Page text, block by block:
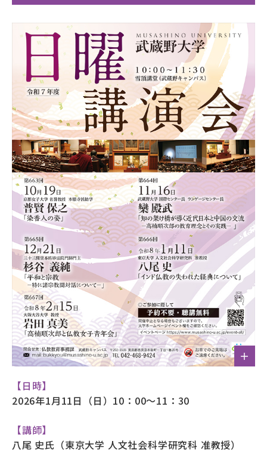
【日時】
2026年1月11日（日）10：00～11：30
【講師】
八尾 史氏（東京大学 人文社会科学研究科 准教授）